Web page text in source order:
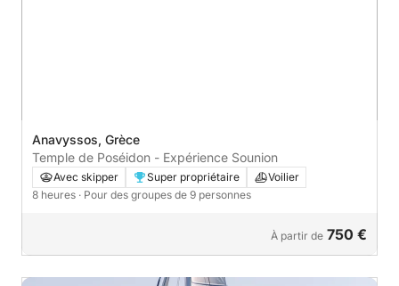
Anavyssos, Grèce
Temple de Poséidon - Expérience Sounion
Avec skipper Super propriétaire
Voilier
8 heures · Pour des groupes de 9 personnes
À partir de 750 €